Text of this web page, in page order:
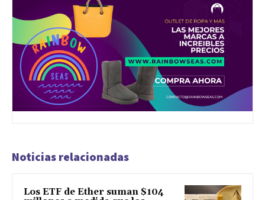
Noticias relacionadas
Los ETF de Ether suman $104